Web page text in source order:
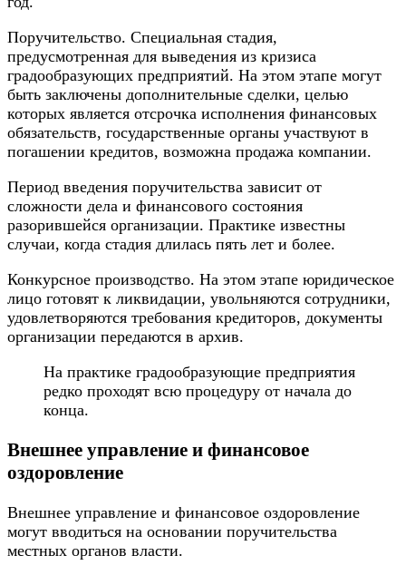
Поручительство. Специальная стадия,
предусмотренная для выведения из кризиса
градообразующих предприятий. На этом этапе могут
быть заключены дополнительные сделки, целью
которых является отсрочка исполнения финансовых
обязательств, государственные органы участвуют в
погашении кредитов, возможна продажа компании.
Период введения поручительства зависит от
сложности дела и финансового состояния
разорившейся организации. Практике известны
случаи, когда стадия длилась пять лет и более.
Конкурсное производство. На этом этапе юридическое
лицо готовят к ликвидации, увольняются сотрудники,
удовлетворяются требования кредиторов, документы
организации передаются в архив.
На практике градообразующие предприятия
редко проходят всю процедуру от начала до
конца.
Внешнее управление и финансовое
оздоровление
Внешнее управление и финансовое оздоровление
могут вводиться на основании поручительства
местных органов власти.